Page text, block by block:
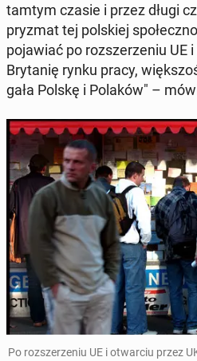
tamtym czasie i przez długi
pryzmat tej pol­skiej
po­ja­wiać po roz­sze­rze­niu UE
Bry­ta­nię rynku pracy,
ga­ła Polskę i Polaków" –
Po roz­sze­rze­niu UE i otwar­ciu przez